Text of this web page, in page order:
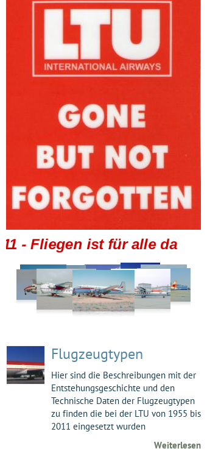
- Fliegen ist für alle da
Flugzeugtypen
Hier sind die Beschreibungen mit der
Entstehungsgeschichte und den
Technische Daten der Flugzeugtypen
zu finden die bei der LTU von 1955 bis
2011 eingesetzt wurden
Weiterlesen